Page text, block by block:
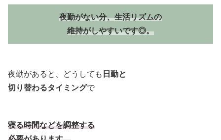
夜勤がない分、生活リズムの
維持がしやすいです◎。
夜勤があると、どうしても 日勤と
切り替わるタイミングで
寝る時間などを調整する